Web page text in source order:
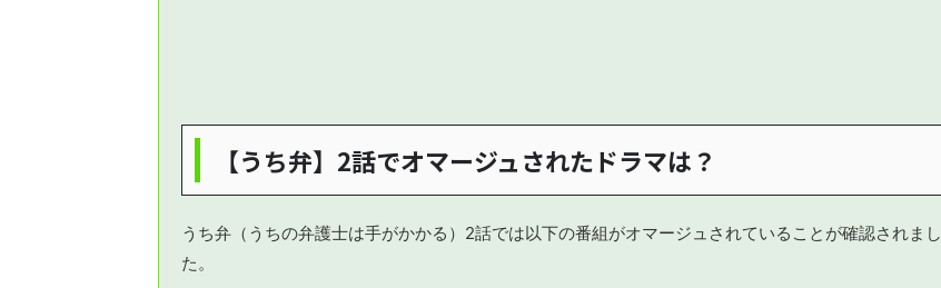
【うち弁】2話でオマージュされたドラマは？
うち弁（うちの弁護士は手がかかる）2話では以下の番組がオマージュされていることが確認されまし
た。